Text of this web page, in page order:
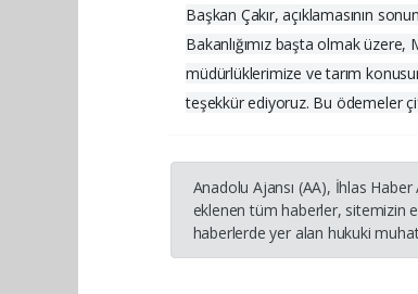
Başkan Çakır, açıklamasının
Bakanlığımız başta olmak
müdürlüklerimize ve tarım
teşekkür ediyoruz. Bu ödemeler
Anadolu Ajansı (AA), İhlas
eklenen tüm haberler, sitemizin
haberlerde yer alan hukuki